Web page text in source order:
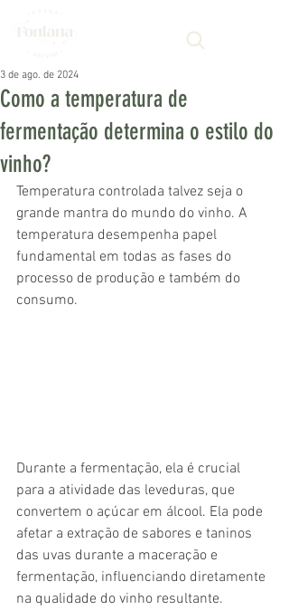
Como a temperatura de
fermentação determina o estilo do
vinho?
3 de ago. de 2024
Temperatura controlada talvez seja o
grande mantra do mundo do vinho. A
temperatura desempenha papel
fundamental em todas as fases do
processo de produção e também do
consumo.
Durante a fermentação, ela é crucial
para a atividade das leveduras, que
convertem o açúcar em álcool. Ela pode
afetar a extração de sabores e taninos
das uvas durante a maceração e
fermentação, influenciando diretamente
na qualidade do vinho resultante.